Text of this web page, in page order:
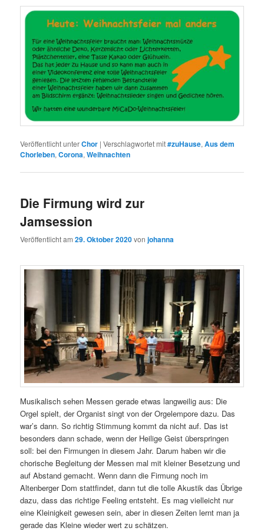
Veröffentlicht unterChor |Verschlagwortet mit#zuHause,Aus dem
Chorleben,Corona,Weihnachten
Die Firmung wird zur
Jamsession
Veröffentlicht am29. Oktober 2020vonjohanna
Musikalisch sehen Messen gerade etwas langweilig aus: Die
Orgel spielt, der Organist singt von der Orgelempore dazu. Das
war’s dann. So richtig Stimmung kommt da nicht auf. Das ist
besonders dann schade, wenn der Heilige Geist überspringen
soll: bei den Firmungen in diesem Jahr. Darum haben wir die
chorische Begleitung der Messen mal mit kleiner Besetzung und
auf Abstand gemacht. Wenn dann die Firmung noch im
Altenberger Dom stattfindet, dann tut die tolle Akustik das Übrige
dazu, dass das richtige Feeling entsteht. Es mag vielleicht nur
eine Kleinigkeit gewesen sein, aber in diesen Zeiten lernt man ja
gerade das Kleine wieder wert zu schätzen.